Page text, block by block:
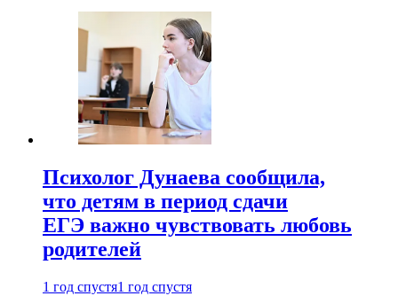
Психолог Дунаева сообщила,
что детям в период сдачи
ЕГЭ важно чувствовать любовь
родителей
1 год спустя1 год спустя